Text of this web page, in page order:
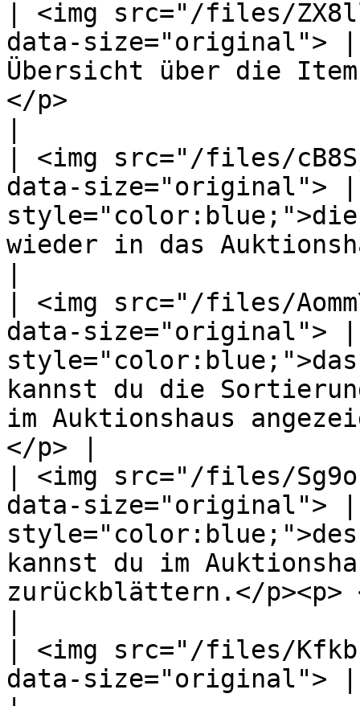
| <img src="/files/
data-size="original">
Übersicht über die
</p>
| <img src="/files/
data-size="original"> |
style="color:blue;">die
wieder in das
| <img src="/files/
data-size="original"> |
style="color:blue;">das
kannst du die
im Auktionshaus
</p> |
| <img src="/files/
data-size="original"> |
kannst du im
zurückblättern.</p><p>
| <img src="/files/
data-size="original"> |